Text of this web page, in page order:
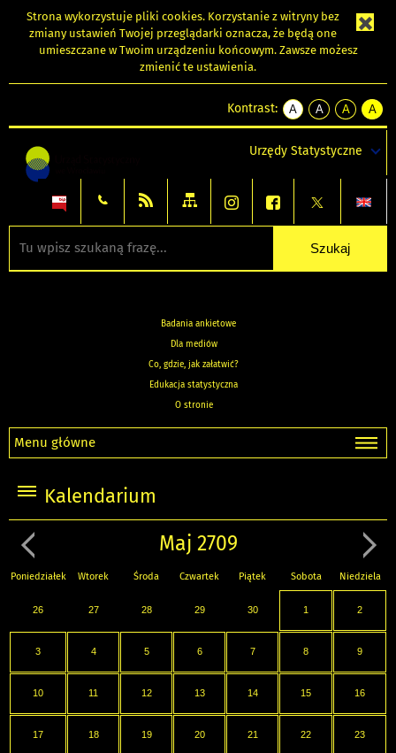
Strona wykorzystuje pliki cookies. Korzystanie z witryny bez
zmiany ustawień Twojej przeglądarki oznacza, że będą one
umieszczane w Twoim urządzeniu końcowym. Zawsze możesz
zmienić te ustawienia.
Kontrast:
A
kontrast
A
kontrast
tekst
czarnym
A
kontrast
tekst
czarnym
A
tekst
żółtym
Urzędy Statystyczne
Badania ankietowe
Dla mediów
Co, gdzie, jak załatwić?
Edukacja statystyczna
O stronie
Menu główne
Kalendarium
Maj 2709
Poniedziałek Wtorek Środa Czwartek Piątek Sobota Niedziela
26 27 28 29 30 1 2
3 4 5 6 7 8 9
10 11 12 13 14 15 16
17 18 19 20 21 22 23